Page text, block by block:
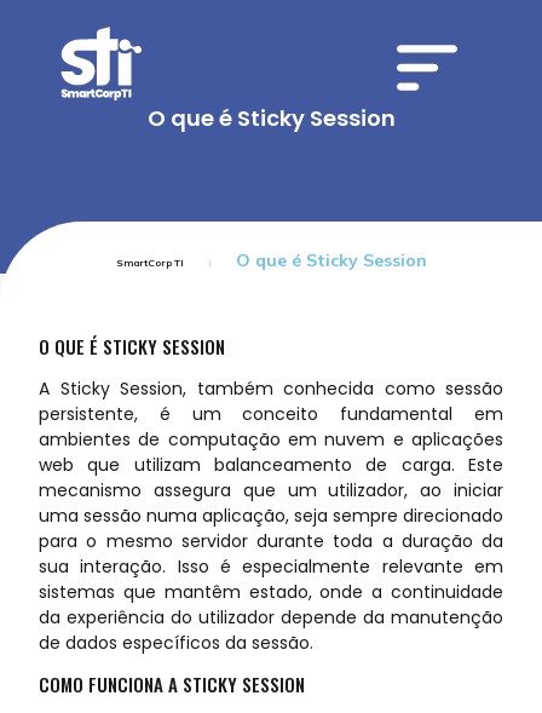
O que é Sticky Session
SmartCorp TI O que é Sticky Session
O QUE É STICKY SESSION
A Sticky Session, também conhecida como sessão
persistente, é um conceito fundamental em
ambientes de computação em nuvem e aplicações
web que utilizam balanceamento de carga. Este
mecanismo assegura que um utilizador, ao iniciar
uma sessão numa aplicação, seja sempre direcionado
para o mesmo servidor durante toda a duração da
sua interação. Isso é especialmente relevante em
sistemas que mantêm estado, onde a continuidade
da experiência do utilizador depende da manutenção
de dados específicos da sessão.
COMO FUNCIONA A STICKY SESSION